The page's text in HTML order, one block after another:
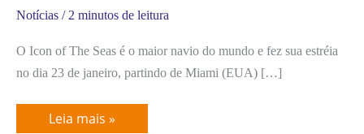
Notícias / 2 minutos de leitura
O Icon of The Seas é o maior navio do mundo e fez sua estréia
no dia 23 de janeiro, partindo de Miami (EUA) […]
Leia mais »